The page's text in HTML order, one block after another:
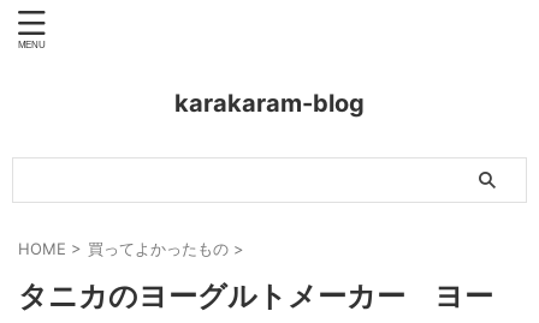
karakaram-blog
HOME > 買ってよかったもの >
タニカのヨーグルトメーカー ヨー